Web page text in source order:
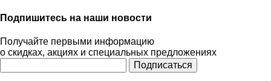
Подпишитесь на наши новости
Получайте первыми информацию
о скидках, акциях и специальных предложениях